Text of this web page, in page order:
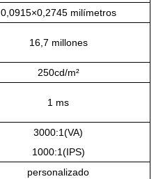
0,0915×0,2745 milímetros
16,7 millones
250cd/m²
1 ms
3000:1(VA)
1000:1(IPS)
personalizado